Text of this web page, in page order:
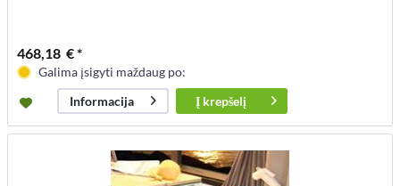
468,18 € *
Galima įsigyti maždaug po:
Informacija
Į krepšelį